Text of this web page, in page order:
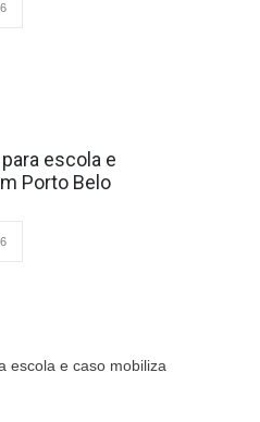
escola e
Porto Belo
escola e caso mobiliza